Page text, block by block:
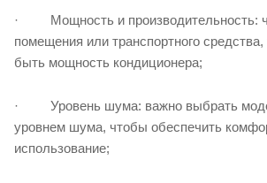
· Мощность и производительность:
помещения или транспортного
быть мощность кондиционера;
· Уровень шума: важно выбрать
уровнем шума, чтобы обеспечить
использование;